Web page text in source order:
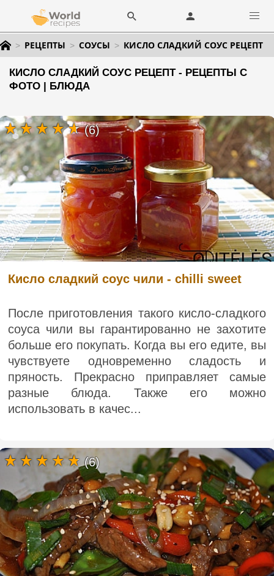
РЕЦЕПТЫ СОУСЫ КИСЛО СЛАДКИЙ СОУС РЕЦЕПТ
КИСЛО СЛАДКИЙ СОУС РЕЦЕПТ - РЕЦЕПТЫ С
ФОТО | БЛЮДА
Кисло сладкий соус чили - chilli sweet
После приготовления такого кисло-сладкого
соуса чили вы гарантированно не захотите
больше его покупать. Когда вы его едите, вы
чувствуете одновременно сладость и
пряность. Прекрасно приправляет самые
разные блюда. Также его можно
использовать в качес...
(6)
(6)